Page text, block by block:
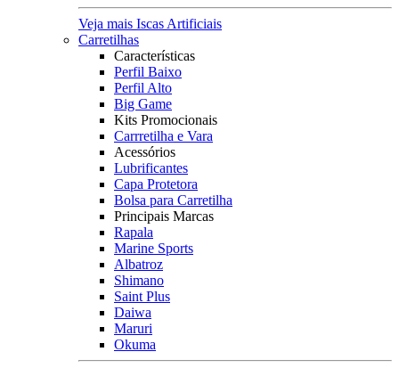
Veja mais Iscas Artificiais
Carretilhas
Características
Perfil Baixo
Perfil Alto
Big Game
Kits Promocionais
Carrretilha e Vara
Acessórios
Lubrificantes
Capa Protetora
Bolsa para Carretilha
Principais Marcas
Rapala
Marine Sports
Albatroz
Shimano
Saint Plus
Daiwa
Maruri
Okuma